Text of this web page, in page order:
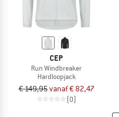
CEP
Run Windbreaker
Hardloopjack
€ 149,95vanaf € 82,47
(0)